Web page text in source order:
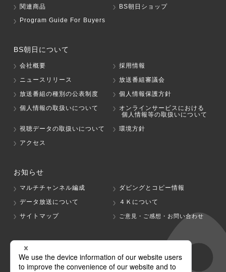
関連商品
BS朝日ショップ
Program Guide For Buyers
BS朝日について
会社概要
採用情報
ニュースリリース
放送番組審議会
放送番組の種別の公表制度
個人情報保護方針
個人情報の取扱いについて
オンラインサービスにおける
個人情報等の取扱いについて
視聴データの取扱いについて
環境方針
アクセス
お知らせ
マルチチャンネル編成
ダビングとコピー情報
データ放送について
４Ｋについて
サイトマップ
ご意見・ご感想・お問い合わせ
グループ会社
テレビ朝日 テレ朝チャンネル